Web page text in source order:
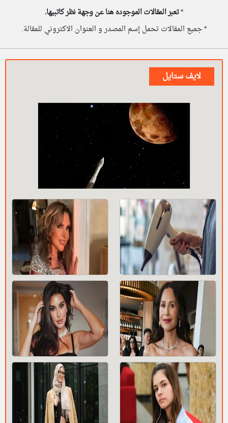
*تعبر المقالات الموجوده هنا عن وجهة نظر كاتبيها.
* جميع المقالات تحمل إسم المصدر و العنوان الاكتروني للمقالة.
لايف ستايل